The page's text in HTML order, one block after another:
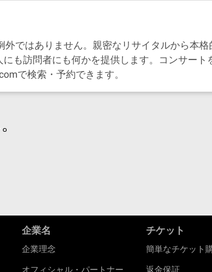
ではありません。親密なリサイタルから本
も訪問者にも何かを提供します。コンサート
で検索・予約できます。
企業名
企業理念
オフィシャル・パートナー
チケット
簡単なチケット
返金保証